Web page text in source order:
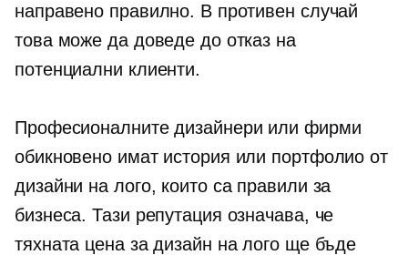
направено правилно. В противен случай
това може да доведе до отказ на
потенциални клиенти.
Професионалните дизайнери или фирми
обикновено имат история или портфолио от
дизайни на лого, които са правили за
бизнеса. Тази репутация означава, че
тяхната цена за дизайн на лого ще бъде